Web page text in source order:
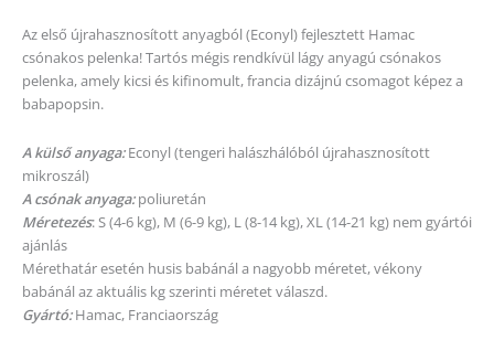
Az első újrahasznosított anyagból (Econyl) fejlesztett Hamac
csónakos pelenka! Tartós mégis rendkívül lágy anyagú csónakos
pelenka, amely kicsi és kifinomult, francia dizájnú csomagot képez a
babapopsin.
A külső anyaga:Econyl (tengeri halászhálóból újrahasznosított
mikroszál)
A csónak anyaga:poliuretán
Méretezés: S (4-6 kg), M (6-9 kg), L (8-14 kg), XL (14-21 kg) nem gyártói
ajánlás
Mérethatár esetén husis babánál a nagyobb méretet, vékony
babánál az aktuális kgszerinti méretetválaszd.
Gyártó:Hamac, Franciaország